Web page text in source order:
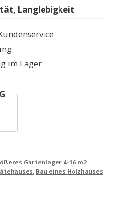
Langlebigkeit
im Lager
Gartenlager 4-16 m2
Bau eines Holzhauses